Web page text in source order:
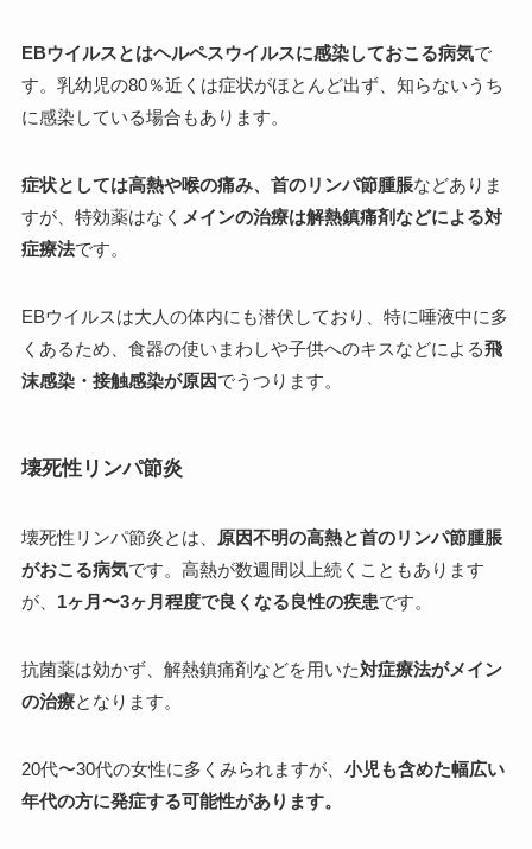
EBウイルスとはヘルペスウイルスに感染しておこる病気で
す。乳幼児の80％近くは症状がほとんど出ず、知らないうち
に感染している場合もあります。
症状としては高熱や喉の痛み、首のリンパ節腫脹などありま
すが、特効薬はなく メインの治療は解熱鎮痛剤などによる対
症療法です。
EBウイルスは大人の体内にも潜伏しており、特に唾液中に多
くあるため、食器の使いまわしや子供へのキスなどによる飛
沫感染・接触感染が原因でうつります。
壊死性リンパ節炎
壊死性リンパ節炎とは、
原因不明の高熱と首のリンパ節腫脹
がおこる病気です。高熱が数週間以上続くこともあります
が、 1ヶ月〜3ヶ月程度で良くなる良性の疾患です。
抗菌薬は効かず、解熱鎮痛剤などを用いた対症療法がメイン
の治療となります。
20代〜30代の女性に多くみられますが、 小児も含めた幅広い
年代の方に発症する可能性があります。